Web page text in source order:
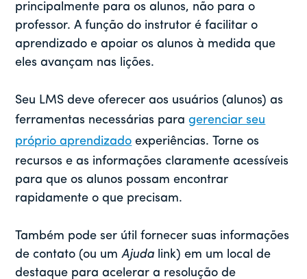
principalmente para os alunos, não para o
professor. A função do instrutor é facilitar o
aprendizado e apoiar os alunos à medida que
eles avançam nas lições.
Seu LMS deve oferecer aos usuários (alunos) as
ferramentas necessárias paragerenciar seu
próprio aprendizado experiências. Torne os
recursos e as informações claramente acessíveis
para que os alunos possam encontrar
rapidamente o que precisam.
Também pode ser útil fornecer suas informações
de contato (ou umAjuda link) em um local de
destaque para acelerar a resolução de